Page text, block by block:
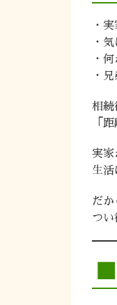
・
・
・
・
相続
「
実家
生活
だか
つい